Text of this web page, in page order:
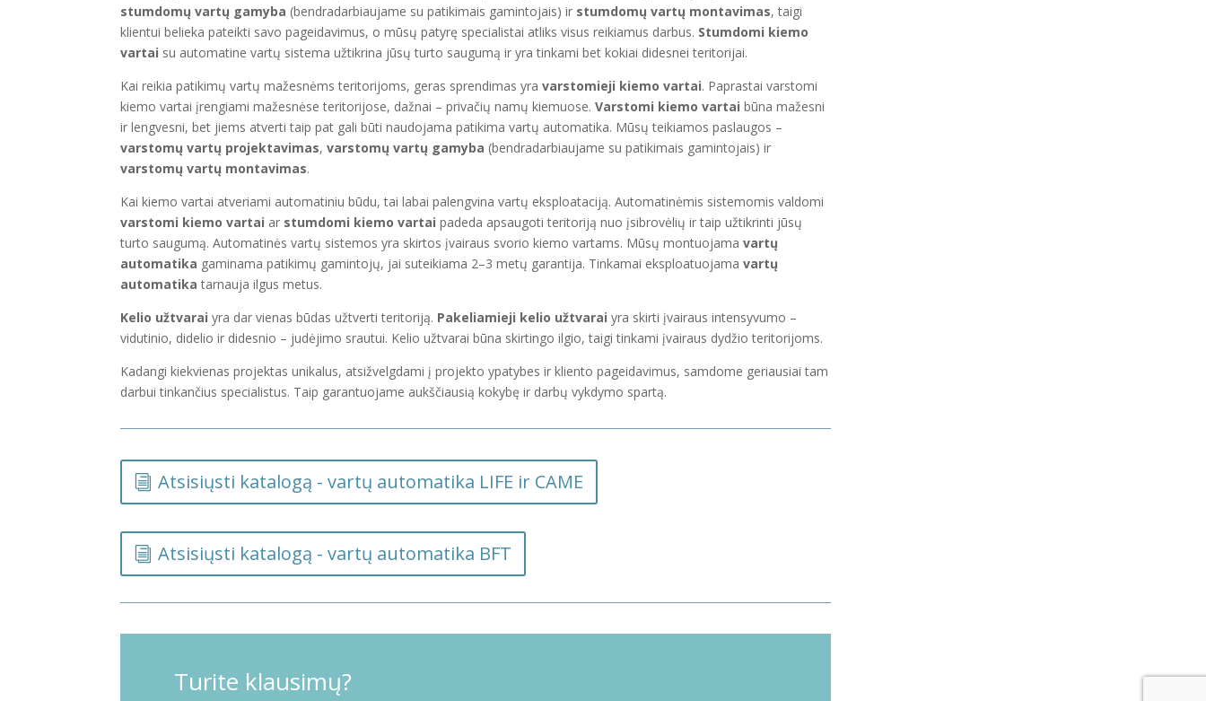
stumdomų vartų gamyba (bendradarbiaujame su patikimais gamintojais) ir stumdomų vartų montavimas, taigi
klientui belieka pateikti savo pageidavimus, o mūsų patyrę specialistai atliks visus reikiamus darbus. Stumdomi kiemo
vartai su automatine vartų sistema užtikrina jūsų turto saugumą ir yra tinkami bet kokiai didesnei teritorijai.
Kai reikia patikimų vartų mažesnėms teritorijoms, geras sprendimas yravarstomieji kiemo vartai. Paprastai varstomi
kiemo vartai įrengiami mažesnėse teritorijose, dažnai – privačių namų kiemuose.Varstomi kiemo vartai būna mažesni
ir lengvesni, bet jiems atverti taip pat gali būti naudojama patikima vartų automatika. Mūsų teikiamos paslaugos –
varstomų vartų projektavimas,varstomų vartų gamyba (bendradarbiaujame su patikimais gamintojais) ir
varstomų vartų montavimas.
Kai kiemo vartai atveriami automatiniu būdu, tai labai palengvina vartų eksploataciją. Automatinėmis sistemomis valdomi
varstomi kiemo vartai ar stumdomi kiemo vartai padeda apsaugoti teritoriją nuo įsibrovėlių ir taip užtikrinti jūsų
turto saugumą. Automatinės vartų sistemos yra skirtos įvairaus svorio kiemo vartams. Mūsų montuojamavartų
automatika gaminama patikimų gamintojų, jai suteikiama 2–3 metų garantija. Tinkamai eksploatuojamavartų
automatika tarnauja ilgus metus.
Kelio užtvarai yra dar vienas būdas užtverti teritoriją. Pakeliamieji kelio užtvarai yra skirti įvairaus intensyvumo –
vidutinio, didelio ir didesnio – judėjimo srautui. Kelio užtvarai būna skirtingo ilgio, taigi tinkami įvairaus dydžio teritorijoms.
Kadangi kiekvienas projektas unikalus, atsižvelgdami į projekto ypatybes ir kliento pageidavimus, samdome geriausiai tam
darbui tinkančius specialistus. Taip garantuojame aukščiausią kokybę ir darbų vykdymo spartą.
Atsisiųsti katalogą - vartų automatika LIFE ir CAME
Atsisiųsti katalogą - vartų automatika BFT
Turite klausimų?